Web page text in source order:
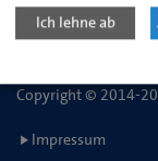
Copyright © 2014-
Impressum
Ich lehne ab